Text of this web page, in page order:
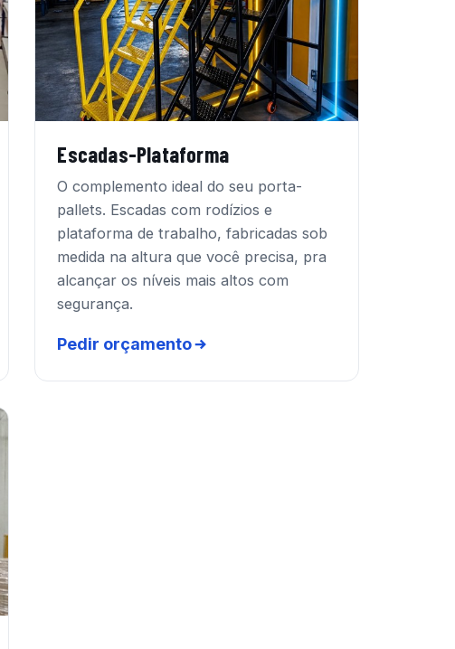
Escadas-Plataforma
O complemento ideal do seu porta-
pallets. Escadas com rodízios e
plataforma de trabalho, fabricadas sob
medida na altura que você precisa, pra
alcançar os níveis mais altos com
segurança.
Pedir orçamento